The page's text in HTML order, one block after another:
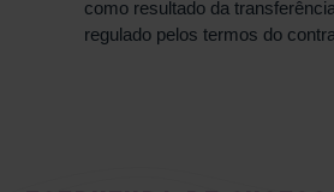
como resultado da
regulado pelos termos do